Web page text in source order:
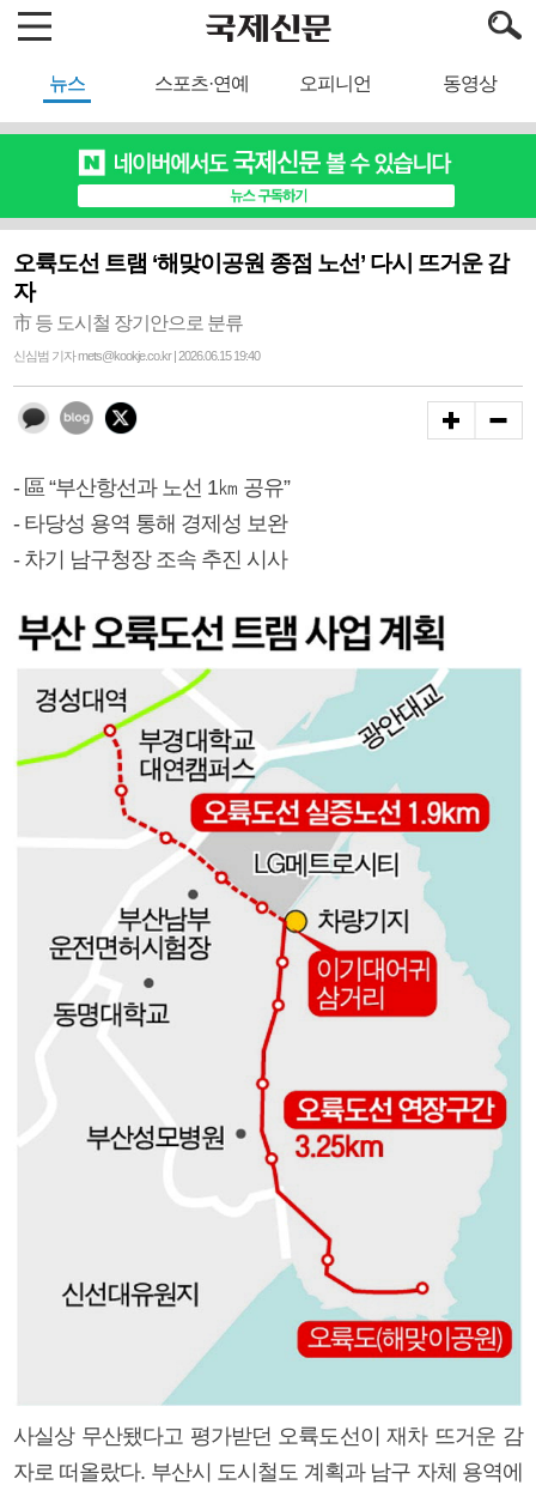
뉴스 스포츠·연예 오피니언 동영상
오륙도선 트램 ‘해맞이공원 종점 노선’ 다시 뜨거운 감
자
市 등 도시철 장기안으로 분류
신심범 기자 mets@kookje.co.kr | 2026.06.15 19:40
- 區 “부산항선과 노선 1㎞ 공유”
- 타당성 용역 통해 경제성 보완
- 차기 남구청장 조속 추진 시사
사실상 무산됐다고 평가받던 오륙도선이 재차 뜨거운 감
자로 떠올랐다. 부산시 도시철도 계획과 남구 자체 용역에